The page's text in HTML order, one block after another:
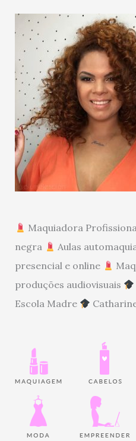
Maquiadora
negra
Aulas
presencial e online
produções audiovisuais
Escola Madre